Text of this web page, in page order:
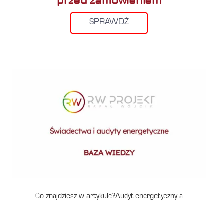
SPRAWDŹ
Co znajdziesz w artykule?Audyt energetyczny a